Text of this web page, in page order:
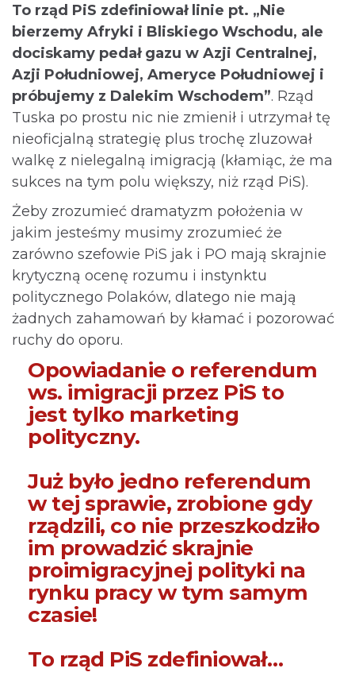
To rząd PiS zdefiniował linie pt. „Nie
bierzemy Afryki i Bliskiego Wschodu, ale
dociskamy pedał gazu w Azji Centralnej,
Azji Południowej, Ameryce Południowej i
próbujemy z Dalekim Wschodem”. Rząd
Tuska po prostu nic nie zmienił i utrzymał tę
nieoficjalną strategię plus trochę zluzował
walkę z nielegalną imigracją (kłamiąc, że ma
sukces na tym polu większy, niż rząd PiS).
Żeby zrozumieć dramatyzm położenia w
jakim jesteśmy musimy zrozumieć że
zarówno szefowie PiS jak i PO mają skrajnie
krytyczną ocenę rozumu i instynktu
politycznego Polaków, dlatego nie mają
żadnych zahamowań by kłamać i pozorować
ruchy do oporu.
Opowiadanie o referendum
ws. imigracji przez PiS to
jest tylko marketing
polityczny.
Już było jedno referendum
w tej sprawie, zrobione gdy
rządzili, co nie przeszkodziło
im prowadzić skrajnie
proimigracyjnej polityki na
rynku pracy w tym samym
czasie!
To rząd PiS zdefiniował…